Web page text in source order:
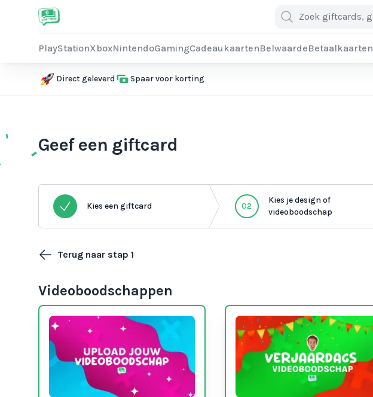
PlayStationXboxNintendoGamingCadeaukaartenBelwaardeBetaalkaarten
Direct geleverd Spaar voor korting
Geef een giftcard
Kies een giftcard 02
Kies je design of
videoboodschap
Terug naar stap 1
Videoboodschappen